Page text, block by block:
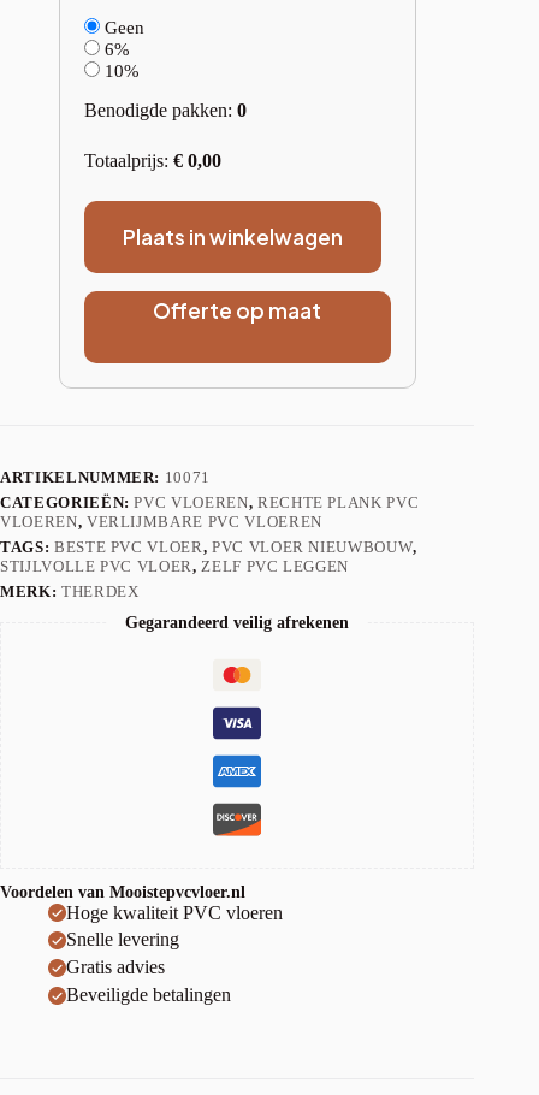
Geen
6%
10%
Benodigde pakken: 0
Totaalprijs: € 0,00
Plaats in winkelwagen
Offerte op maat
ARTIKELNUMMER: 10071
CATEGORIEËN:PVC VLOEREN, RECHTE PLANK PVC
VLOEREN, VERLIJMBARE PVC VLOEREN
TAGS: BESTE PVC VLOER, PVC VLOER NIEUWBOUW,
STIJLVOLLE PVC VLOER, ZELF PVC LEGGEN
MERK: THERDEX
Gegarandeerd veilig afrekenen
Voordelen van Mooistepvcvloer.nl
Hoge kwaliteit PVC vloeren
Snelle levering
Gratis advies
Beveiligde betalingen